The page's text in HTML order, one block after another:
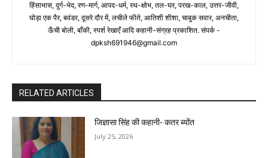
हिंसाभास, दुर्ग-भेद, रण-मार्ग, आपद-धर्म, रथ-क्षोभ, तल-घर, परख-काल, उत्तर-जीवी,
घोड़ा एक पैर, बवंडर, दूसरे दौर में, लचीले फीते, आतिशी शीशा, चाबुक सवार, अनचीता,
ऊँची बोली, बाँकी, स्पर्श रेखाएँ आदि कहानी-संग्रह प्रकाशित. संपर्क -
dpksh691946@gmail.com
RELATED ARTICLES
जिज्ञासा सिंह की कहानी- कतर ब्योंत
July 25, 2026